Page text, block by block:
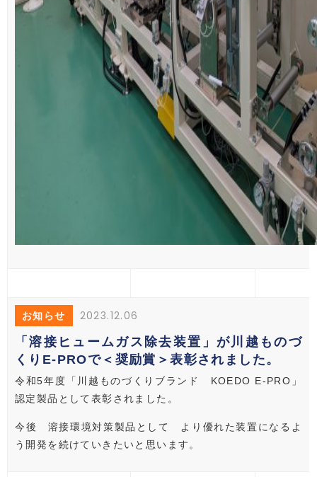
お知らせ
2023.12.06
「溶接ヒュームガス除去装置」が川越ものづ
くりE-PROで＜奨励賞＞表彰されました。
令和5年度「川越ものづくりブランド KOEDO E-PRO」
認定製品として表彰されました。
今後 溶接環境対策製品として より優れた装置になるよ
う開発を続けていきたいと思います。